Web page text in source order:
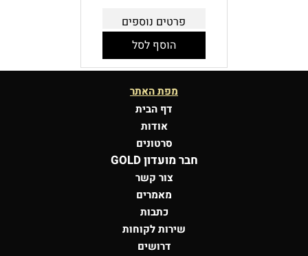
פרטים נוספים
הוסף לסל
מפת האתר
דף הבית
אודות
סרטונים
חבר מועדון GOLD
צור קשר
מאמרים
כתבות
שירות לקוחות
דרושים